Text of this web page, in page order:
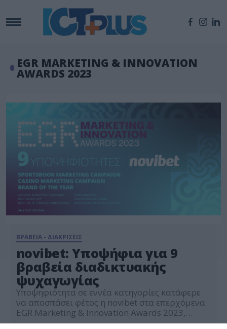
EGR MARKETING & INNOVATION
AWARDS 2023
ΒΡΑΒΕΙΑ - ΔΙΑΚΡΙΣΕΙΣ
novibet: Υποψήφια για 9
βραβεία διαδικτυακής
ψυχαγωγίας
Υποψηφιότητα σε εννέα κατηγορίες κατάφερε
να αποσπάσει φέτος η novibet στα επερχόμενα
EGR Marketing & Innovation Awards 2023,
διεκδικώντας περισσότερα βραβεία από κάθε